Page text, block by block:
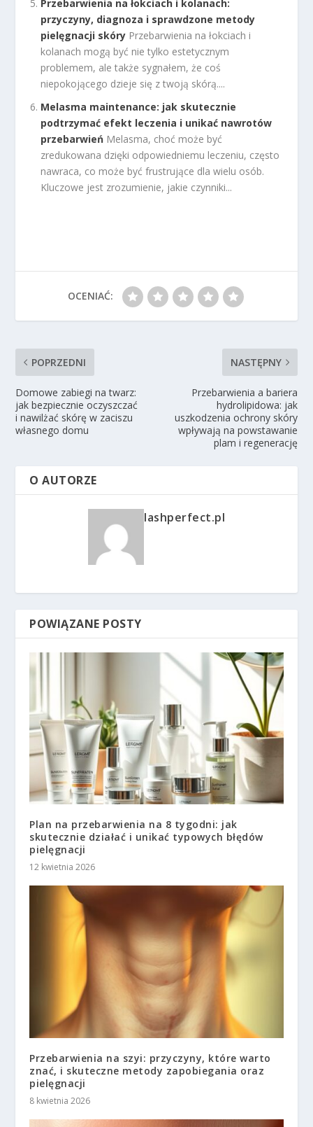
Przebarwienia na łokciach i kolanach:
przyczyny, diagnoza i sprawdzone metody
pielęgnacji skóry Przebarwienia na łokciach i
kolanach mogą być nie tylko estetycznym
problemem, ale także sygnałem, że coś
niepokojącego dzieje się z twoją skórą....
Melasma maintenance: jak skutecznie
podtrzymać efekt leczenia i unikać nawrotów
przebarwień Melasma, choć może być
zredukowana dzięki odpowiedniemu leczeniu, często
nawraca, co może być frustrujące dla wielu osób.
Kluczowe jest zrozumienie, jakie czynniki...
OCENIAĆ:
POPRZEDNI
Domowe zabiegi na twarz:
jak bezpiecznie oczyszczać
i nawilżać skórę w zaciszu
własnego domu
NASTĘPNY
Przebarwienia a bariera
hydrolipidowa: jak
uszkodzenia ochrony skóry
wpływają na powstawanie
plam i regenerację
O AUTORZE
lashperfect.pl
POWIĄZANE POSTY
Plan na przebarwienia na 8 tygodni: jak
skutecznie działać i unikać typowych błędów
pielęgnacji
12 kwietnia 2026
Przebarwienia na szyi: przyczyny, które warto
znać, i skuteczne metody zapobiegania oraz
pielęgnacji
8 kwietnia 2026